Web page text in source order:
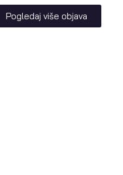
Pogledaj više objava